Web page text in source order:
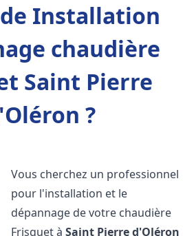
Installation
chaudière
Saint Pierre
?
Vous cherchez un professionnel
pour l'installation et le
dépannage de votre chaudière
Frisquet àSaint Pierre d'Oléron